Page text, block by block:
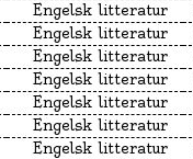
Engelsk litteratur
Engelsk litteratur
Engelsk litteratur
Engelsk litteratur
Engelsk litteratur
Engelsk litteratur
Engelsk litteratur